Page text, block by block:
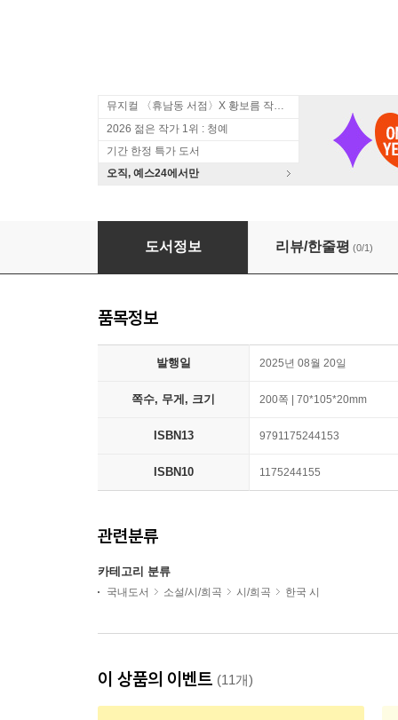
뮤지컬 〈휴남동 서점〉X 황보름 작가 북토크
2026 젊은 작가 1위 : 청예
기간 한정 특가 도서
오직, 예스24에서만
초판본 님의 침묵 미니미니 키링북
도서정보 리뷰/한줄평 (0/1)
품목정보
발행일 2025년 08월 20일
쪽수, 무게, 크기 200쪽 | 70*105*20mm
ISBN13 9791175244153
ISBN10 1175244155
관련분류
카테고리 분류
국내도서 소설/시/희곡 시/희곡 한국 시
이 상품의 이벤트 (11개)